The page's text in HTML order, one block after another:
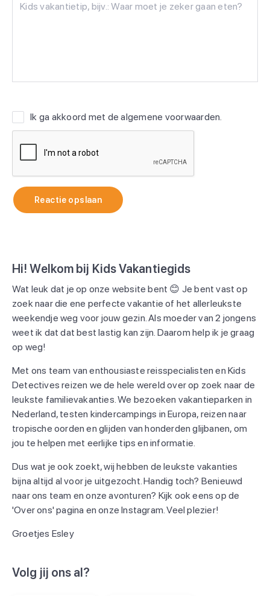
Ik ga akkoord met dealgemene voorwaarden.
Reactie opslaan
Hi! Welkom bij Kids Vakantiegids
Wat leuk dat je op onze website bent 😊 Je bent vast op
zoek naar die ene perfecte vakantie of het allerleukste
weekendje weg voor jouw gezin. Als moeder van 2 jongens
weet ik dat dat best lastig kan zijn. Daarom help ik je graag
op weg!
Met ons team van enthousiaste reisspecialisten en Kids
Detectives reizen we de hele wereld over op zoek naar de
leukste familievakanties. We bezoeken vakantieparken in
Nederland, testen kindercampings in Europa, reizen naar
tropische oorden en glijden van honderden glijbanen, om
jou te helpen met eerlijke tips en informatie.
Dus wat je ook zoekt, wij hebben de leukste vakanties
bijna altijd al voor je uitgezocht. Handig toch? Benieuwd
naar ons team en onze avonturen? Kijk ook eens op de
'Over ons' pagina en onze Instagram. Veel plezier!
Groetjes Esley
Volg jij ons al?